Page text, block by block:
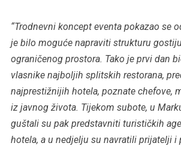
“Trodnevni koncept eventa pokazao se
je bilo moguće napraviti strukturu
ograničenog prostora. Tako je prvi dan
vlasnike najboljih splitskih restorana,
najprestižnijih hotela, poznate chefove,
iz javnog života. Tijekom subote, u
guštali su pak predstavniti turističkih
hotela, a u nedjelju su navratili prijatelji i